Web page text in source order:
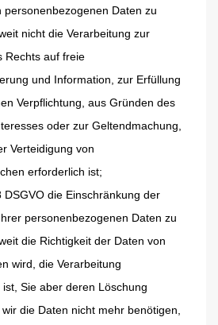
personenbezogenen Daten zu
nicht die Verarbeitung zur
Rechts auf freie
und Information, zur Erfüllung
Verpflichtung, aus Gründen des
oder zur Geltendmachung,
Verteidigung von
erforderlich ist;
DSGVO die Einschränkung der
personenbezogenen Daten zu
die Richtigkeit der Daten von
wird, die Verarbeitung
Sie aber deren Löschung
die Daten nicht mehr benötigen,